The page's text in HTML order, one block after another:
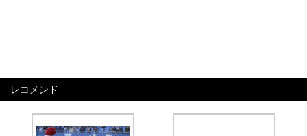
レコメンド